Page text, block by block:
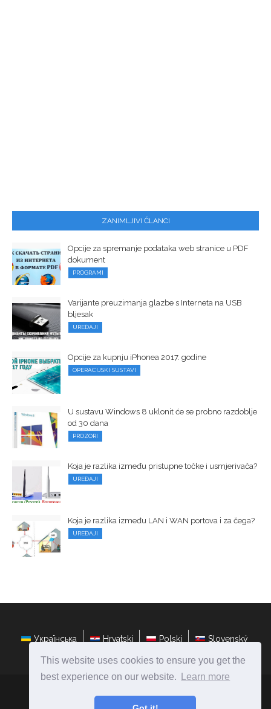
This website uses cookies to ensure you get the
best experience on our website.
Learn more
ZANIMLJIVI ČLANCI
Opcije za spremanje podataka web stranice u PDF
dokument
PROGRAMI
Varijante preuzimanja glazbe s Interneta na USB
bljesak
UREĐAJI
Opcije za kupnju iPhonea 2017. godine
OPERACIJSKI SUSTAVI
U sustavu Windows 8 uklonit će se probno razdoblje
od 30 dana
PROZORI
Koja je razlika između pristupne točke i usmjerivača?
UREĐAJI
Koja je razlika između LAN i WAN portova i za čega?
UREĐAJI
Українська Hrvatski Polski Slovenský
hr.ateasyday.com Ⓒ2026